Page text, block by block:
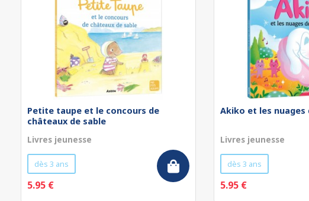
Petite taupe et le concours de
châteaux de sable
Livres jeunesse
dès 3 ans
5.95 €
Akiko et les nuages
Livres jeunesse
dès 3 ans
5.95 €